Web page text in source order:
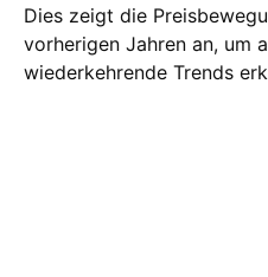
Dies zeigt die
vorherigen Jahren an, um
wiederkehrende Trends